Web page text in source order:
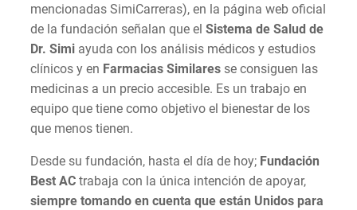
mencionadas SimiCarreras), en la página web oficial
de la fundación señalan que el Sistema de Salud de
Dr. Simi ayuda con los análisis médicos y estudios
clínicos y en Farmacias Similares se consiguen las
medicinas a un precio accesible. Es un trabajo en
equipo que tiene como objetivo el bienestar de los
que menos tienen.
Desde su fundación, hasta el día de hoy; Fundación
Best AC trabaja con la única intención de apoyar,
siempre tomando en cuenta que están Unidos para